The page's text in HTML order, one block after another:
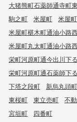
大猪熊町石薬師通寺町
駒之町
米屋町 米屋
米屋町椹木町通油小路
米屋町丸太町通油小路
栄町河原町通今出川下る
栄町河原町通石薬師下る
下塔之段町
新烏丸頭町
東桜町
東立売町 不
宮垣町
四番町